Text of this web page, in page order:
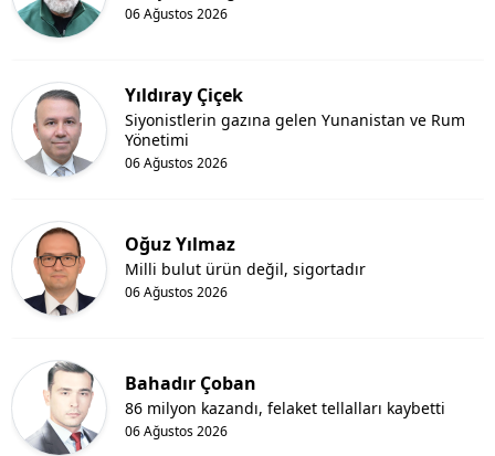
06 Ağustos 2026
Yıldıray Çiçek
06 Ağustos 2026
Siyonistlerin gazına gelen Yunanistan ve Rum
Yönetimi
Oğuz Yılmaz
06 Ağustos 2026
Milli bulut ürün değil, sigortadır
Bahadır Çoban
06 Ağustos 2026
86 milyon kazandı, felaket tellalları kaybetti